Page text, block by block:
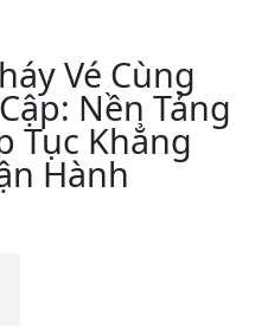
Vé Cùng
Nền Tảng
Tục Khẳng
Hành